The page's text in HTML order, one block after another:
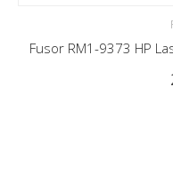
Fusor RM1-9373 HP